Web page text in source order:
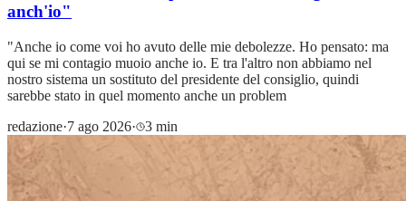
anch'io"
"Anche io come voi ho avuto delle mie debolezze. Ho pensato: ma
qui se mi contagio muoio anche io. E tra l'altro non abbiamo nel
nostro sistema un sostituto del presidente del consiglio, quindi
sarebbe stato in quel momento anche un problem
redazione·7 ago 2026· 3 min